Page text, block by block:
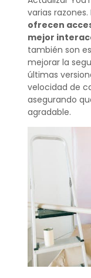
varias
ofrecen
mejor
también son
mejorar la
últimas
velocidad de
asegurando
agradable.